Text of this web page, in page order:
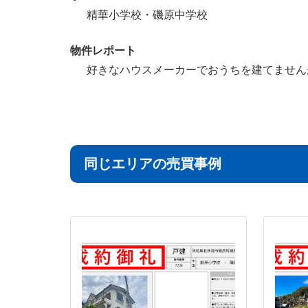
精華小学校・磯原中学校
物件レポート
好きなハウスメーカーでおうちを建てませ
同じエリアの売買事例